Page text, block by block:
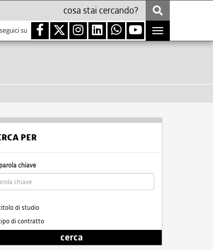
seguici su
Toggle
navigation
PER
chiave
di studio
di contratto
cerca